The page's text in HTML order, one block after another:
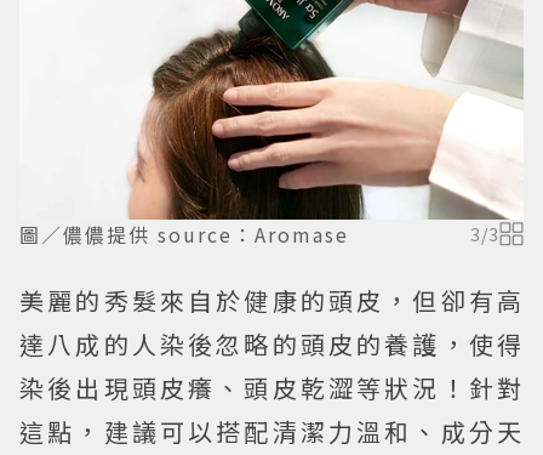
圖／儂儂提供 source：Aromase 3/3
美麗的秀髮來自於健康的頭皮，但卻有高
達八成的人染後忽略的頭皮的養護，使得
染後出現頭皮癢、頭皮乾澀等狀況！針對
這點，建議可以搭配清潔力溫和、成分天